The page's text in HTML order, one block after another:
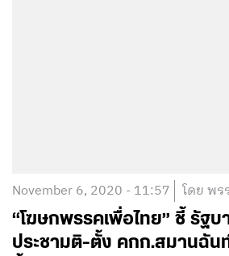
November 6, 2020 - 11:57 โดย พร
“โฆษกพรรคเพื่อไทย” ชี้ รัฐบ
ประชามติ-ตั้ง คกก.สมานฉัน